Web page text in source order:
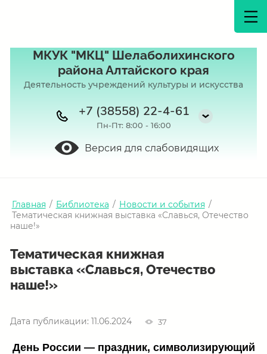
МКУК "МКЦ" Шелаболихинского
района Алтайского края
Деятельность учреждений культуры и искусства
Пн-Пт: 8:00 - 16:00
+7 (38558) 22-4-61
Версия для слабовидящих
Главная / Библиотека / Новости и события /
Тематическая книжная выставка «Славься, Отечество
наше!»
Тематическая книжная
выставка «Славься, Отечество
наше!»
Дата публикации: 11.06.2024 37
День России — праздник, символизирующий